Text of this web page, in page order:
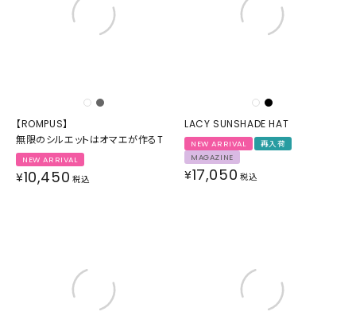
【ROMPUS】
無限のシルエットはオマエが作るT
NEW ARRIVAL
¥10,450 税込
LACY SUNSHADE HAT
NEW ARRIVAL
再入荷
MAGAZINE
¥17,050 税込